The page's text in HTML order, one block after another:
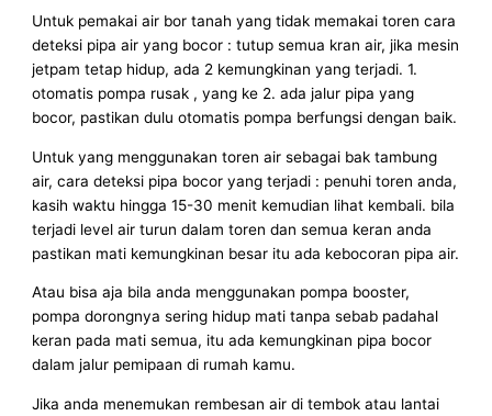
Untuk pemakai air bor tanah yang tidak memakai toren cara
deteksi pipa air yang bocor : tutup semua kran air, jika mesin
jetpam tetap hidup, ada 2 kemungkinan yang terjadi. 1.
otomatis pompa rusak , yang ke 2. ada jalur pipa yang
bocor, pastikan dulu otomatis pompa berfungsi dengan baik.
Untuk yang menggunakan toren air sebagai bak tambung
air, cara deteksi pipa bocor yang terjadi : penuhi toren anda,
kasih waktu hingga 15-30 menit kemudian lihat kembali. bila
terjadi level air turun dalam toren dan semua keran anda
pastikan mati kemungkinan besar itu ada kebocoran pipa air.
Atau bisa aja bila anda menggunakan pompa booster,
pompa dorongnya sering hidup mati tanpa sebab padahal
keran pada mati semua, itu ada kemungkinan pipa bocor
dalam jalur pemipaan di rumah kamu.
Jika anda menemukan rembesan air di tembok atau lantai